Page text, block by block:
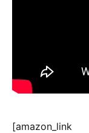
[amazon_link